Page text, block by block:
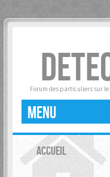
Forum des particuliers sur
MENU
ACCUEIL